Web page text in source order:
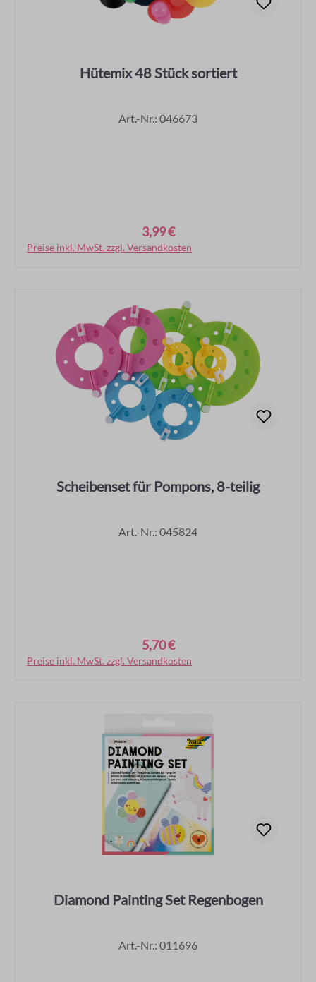
Hütemix 48 Stück sortiert
Art.-Nr.: 046673
3,99 €
Preise inkl. MwSt. zzgl. Versandkosten
In den Warenkorb
Scheibenset für Pompons, 8-teilig
Art.-Nr.: 045824
5,70 €
Preise inkl. MwSt. zzgl. Versandkosten
In den Warenkorb
Diamond Painting Set Regenbogen
Art.-Nr.: 011696